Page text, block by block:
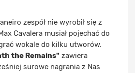
zespół nie wyrobił się z
Cavalera musiał pojechać do
wokale do kilku utworów.
the Remains" zawiera
surowe nagrania z Nas